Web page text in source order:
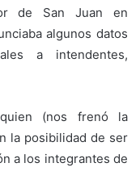
de San Juan en
algunos datos
a intendentes,
(nos frenó la
la posibilidad de ser
a los integrantes de